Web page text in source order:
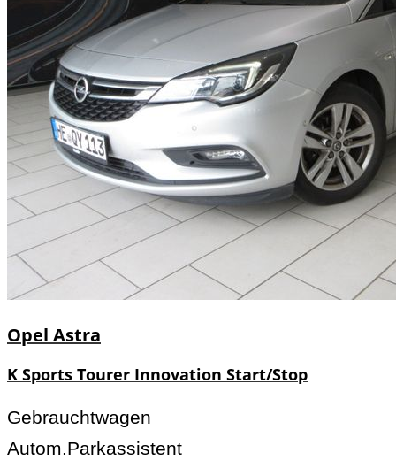
Opel Astra
K Sports Tourer Innovation Start/Stop
Gebrauchtwagen
Autom.Parkassistent